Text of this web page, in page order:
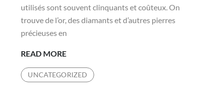
utilisés sont souvent clinquants et coûteux. On
trouve de l’or, des diamants et d’autres pierres
précieuses en
READ MORELES
BIJOUX
DE
UNCATEGORIZED